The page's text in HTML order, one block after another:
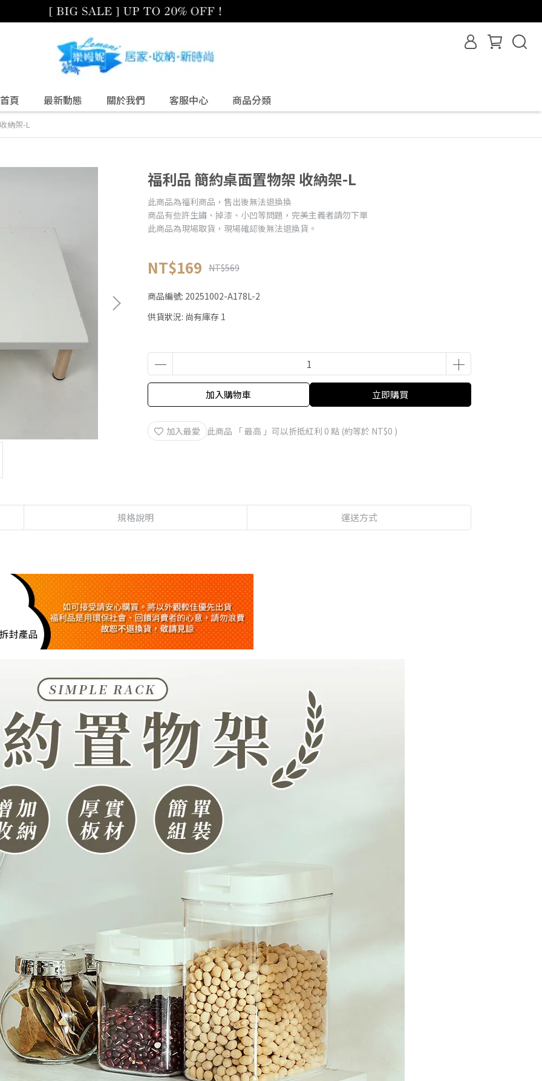
首頁 最新動態 關於我們 客服中心 商品分類
納架-L
福利品 簡約桌面置物架 收納架-L
此商品為福利商品，售出後無法退換換
商品有些許生鏽、掉漆、小凹等問題，完美主義者請勿下單
此商品為現場取貨，現場確認後無法退換貨。
NT$169 NT$569
商品編號: 20251002-A178L-2
供貨狀況: 尚有庫存 1
加入購物車 立即購買
加入最愛 此商品 「 最高 」可以折抵紅利 0 點 (約等於 NT$0 )
規格說明 運送方式